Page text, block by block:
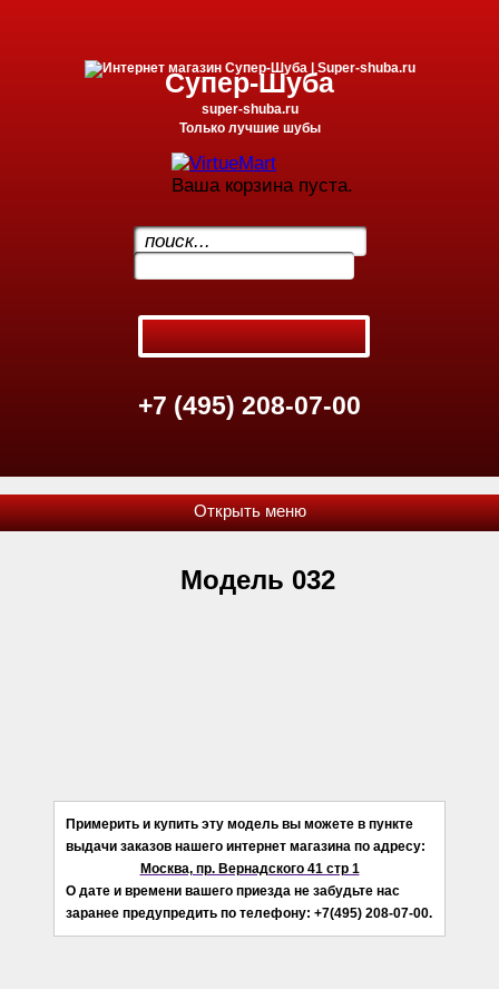
Супер-Шуба
super-shuba.ru
Только лучшие шубы
Ваша корзина пуста.
.
+7 (495) 208-07-00
Модель 032
Примерить и купить эту модель вы можете в пункте
выдачи заказов нашего интернет магазина по адресу:
Москва, пр. Вернадского 41 стр 1
О дате и времени вашего приезда не забудьте нас
заранее предупредить по телефону: +7(495) 208-07-00.